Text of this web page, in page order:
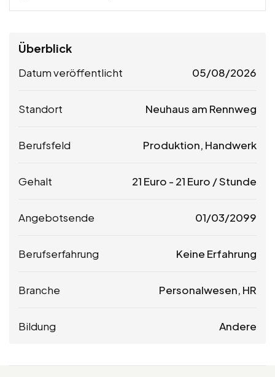
Überblick
Datum veröffentlicht 05/08/2026
Standort Neuhaus am Rennweg
Berufsfeld Produktion, Handwerk
Gehalt 21 Euro - 21 Euro / Stunde
Angebotsende 01/03/2099
Berufserfahrung Keine Erfahrung
Branche Personalwesen, HR
Bildung Andere